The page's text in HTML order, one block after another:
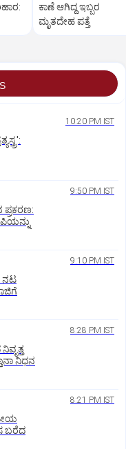
ಕಾಣೆ ಆಗಿದ್ದ ಇಬ್ಬರ
ಮೃತದೇಹ ಪತ್ತೆ
10:20 PM IST
9:50 PM IST
ಪ್ರಕರಣ:
9:10 PM IST
ನಟ
8:28 PM IST
ನಿಧನ
8:21 PM IST
ಬರೆದ